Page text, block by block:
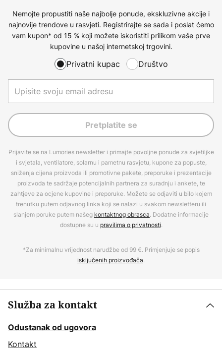
Nemojte propustiti naše najbolje ponude, ekskluzivne akcije i
najnovije trendove u rasvjeti. Registrirajte se sada i poslat ćemo
vam kupon* od 15 % koji možete iskoristiti prilikom vaše prve
kupovine u našoj internetskoj trgovini.
Privatni kupac Društvo
Pretplatite se
Prijavite se na Lumories newsletter i primajte povoljne ponude za svjetiljke
i svjetala, ventilatore, solarnu i pametnu rasvjetu, kupone za popuste,
sniženja cijena proizvoda ili promotivne pakete, preporuke i prezentacije
proizvoda te sadržaje potencijalnih partnera za suradnju i ankete, te
zahtjeve za ocjene kupovine i preporuke. Možete se odjaviti u bilo kojem
trenutku putem odjavnog linka koji se nalazi u svakom newsletteru ili
slanjem poruke putem našeg kontaktnog obrasca. Dodatne informacije
dostupne su u pravilima o privatnosti.
*Za minimalnu vrijednost narudžbe od 99 €. Primjenjuje se popis
isključenih proizvođača.
Služba za kontakt
Odustanak od ugovora
Kontakt